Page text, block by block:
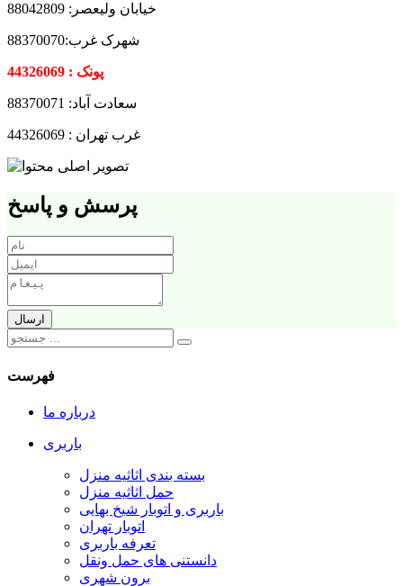
خیابان ولیعصر: 88042809
شهرک غرب:88370070
پونک : 44326069
سعادت آباد: 88370071
غرب تهران : 44326069
پرسش و پاسخ
فهرست
درباره ما
باربری
بسته بندی اثاثیه منزل
حمل اثاثیه منزل
باربری و اتوبار شیخ بهایی
اتوبار تهران
تعرفه باربری
دانستنی های حمل ونقل
برون شهری